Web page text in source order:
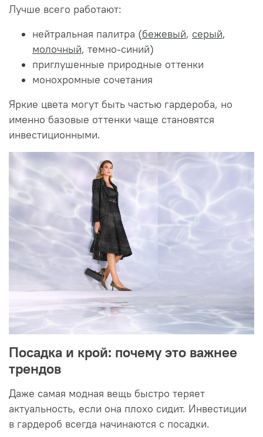
Лучше всего работают:
нейтральная палитра (бежевый, серый,
молочный, темно-синий)
приглушенные природные оттенки
монохромные сочетания
Яркие цвета могут быть частью гардероба, но
именно базовые оттенки чаще становятся
инвестиционными.
Посадка и крой: почему это важнее
трендов
Даже самая модная вещь быстро теряет
актуальность, если она плохо сидит. Инвестиции
в гардероб всегда начинаются с посадки.